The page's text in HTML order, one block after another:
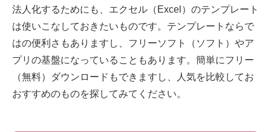
法人化するためにも、エクセル（Excel）のテンプレート
は使いこなしておきたいものです。テンプレートならで
はの便利さもありますし、フリーソフト（ソフト）やア
プリの基盤になっていることもあります。簡単にフリー
（無料）ダウンロードもできますし、人気を比較してお
おすすめのものを探してみてください。